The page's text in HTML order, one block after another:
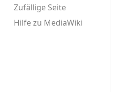
Zufällige Seite
Hilfe zu MediaWiki